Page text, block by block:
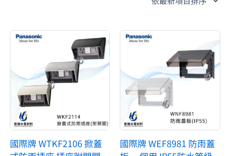
國際牌 WTKF2106 掀蓋
國際牌 WEF8981 防雨蓋
價
範
圍：
NT$200
到